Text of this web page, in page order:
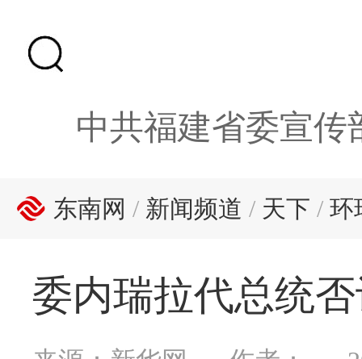
中共福建省委宣传
东南网 / 新闻频道 / 天下 / 环
委内瑞拉代总统